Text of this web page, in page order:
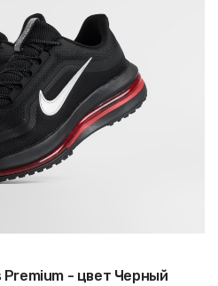
Premium - цвет Черный